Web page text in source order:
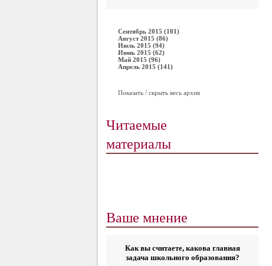
Сентябрь 2015 (101)
Август 2015 (86)
Июль 2015 (94)
Июнь 2015 (62)
Май 2015 (96)
Апрель 2015 (141)
Показать / скрыть весь архив
Читаемые
материалы
Ваше мнение
Как вы считаете, какова главная
задача школьного образования?